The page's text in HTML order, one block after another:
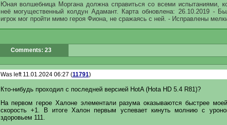
Юная волшебница Моргана должна справиться со всеми испытаниями,
неё могущественный колдун Адамант. Карта обновлена: 26.10.2019 -
игрок мог пройти мимо героя Фиона, не сражаясь с ней. - Исправлены
Comments: 23
Was left 11.01.2024 06:27 (11791)
Кто-нибудь проходил с последней версией HotA (Hota HD 5.4 R81)?
На первом герое Халоне элементали разума оказываются быстрее
скорость +1. В итоге Халон первым успевает кинуть молнию с
здоровьем 111.